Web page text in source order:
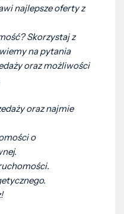
najlepsze oferty z
Skorzystaj z
na pytania
oraz możliwości
oraz najmie
o